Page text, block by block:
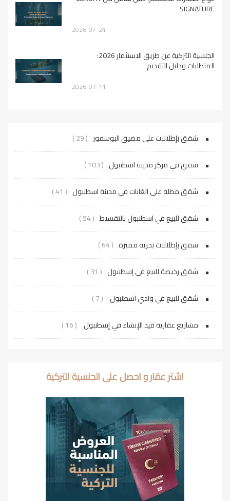
SIGNATURE
2026-07-24
الجنسية التركية عن طريق الاستثمار 2026:
المتطلبات ودليل التقديم
2026-07-11
شقق بإطلالات على مضيق البوسفور ( 29 )
شقق في مركز مدينة اسطنبول ( 103 )
شقق مطلة على الغابات في مدينة اسطنبول ( 41 )
شقق للبيع في اسطنبول بالتقسيط ( 54 )
شقق بإطلالات بحرية مميزة ( 64 )
شقق رخيصة للبيع في إسطنبول ( 31 )
شقق للبيع في وادي اسطنبول ( 7 )
مشاريع عقارية قيد الإنشاء في إسطنبول ( 16 )
اشتر عقار و احصل على الجنسية التركية